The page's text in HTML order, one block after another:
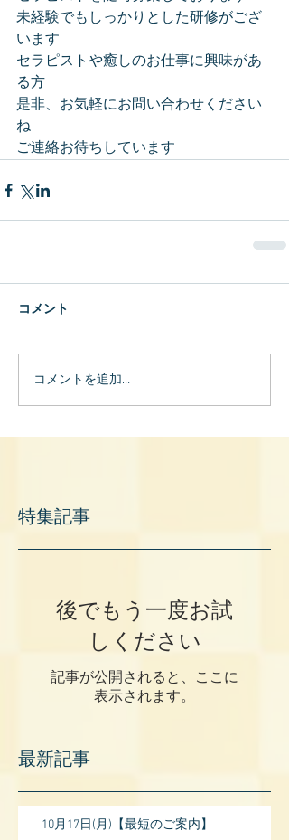
未経験でもしっかりとした研修がござ
います
セラピストや癒しのお仕事に興味があ
る方
是非、お気軽にお問い合わせください
ね
ご連絡お待ちしています
コメント
コメントを追加…
特集記事
後でもう一度お試
しください
記事が公開されると、ここに
表示されます。
最新記事
10月17日(月)【最短のご案内】